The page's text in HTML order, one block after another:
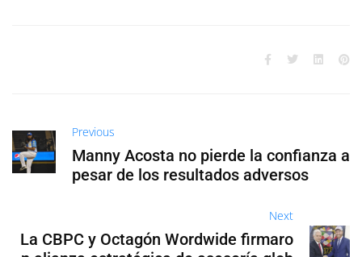
Previous
Manny Acosta no pierde la confianza a
pesar de los resultados adversos
Next
La CBPC y Octagón Wordwide firmaro